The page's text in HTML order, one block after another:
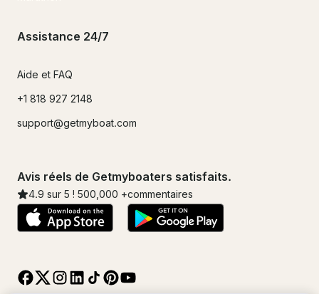
Assistance 24/7
Aide et FAQ
+1 818 927 2148
support@getmyboat.com
Avis réels de Getmyboaters satisfaits.
4.9 sur 5 ! 500,000 +commentaires